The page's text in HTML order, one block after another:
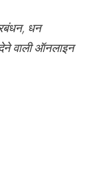
धन
वाली ऑनलाइन